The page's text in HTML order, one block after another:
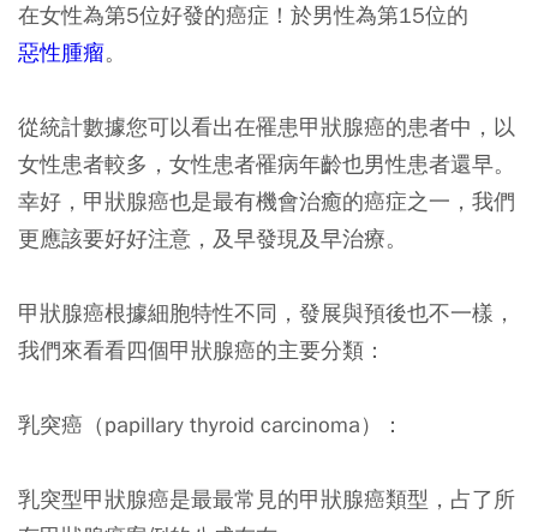
在女性為第5位好發的癌症！於男性為第15位的
惡性腫瘤。
從統計數據您可以看出在罹患甲狀腺癌的患者中，以
女性患者較多，女性患者罹病年齡也男性患者還早。
幸好，甲狀腺癌也是最有機會治癒的癌症之一，我們
更應該要好好注意，及早發現及早治療。
甲狀腺癌根據細胞特性不同，發展與預後也不一樣，
我們來看看四個甲狀腺癌的主要分類：
乳突癌（papillary thyroid carcinoma）：
乳突型甲狀腺癌是最最常見的甲狀腺癌類型，占了所